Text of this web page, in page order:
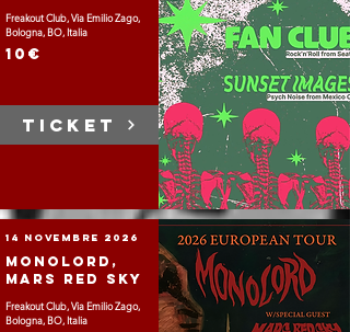
Freakout Club, Via Emilio Zago,
Bologna, BO, Italia
10€
TICKET
14 novembre 2026
Monolord,
Mars Red Sky
Freakout Club, Via Emilio Zago,
Bologna, BO, Italia